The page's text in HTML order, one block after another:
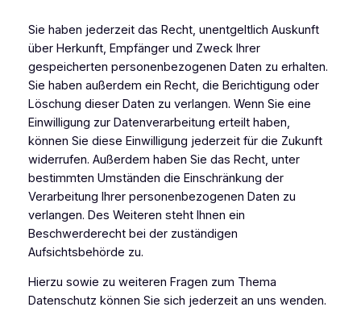
Sie haben jederzeit das Recht, unentgeltlich Auskunft
über Herkunft, Empfänger und Zweck Ihrer
gespeicherten personenbezogenen Daten zu erhalten.
Sie haben außerdem ein Recht, die Berichtigung oder
Löschung dieser Daten zu verlangen. Wenn Sie eine
Einwilligung zur Datenverarbeitung erteilt haben,
können Sie diese Einwilligung jederzeit für die Zukunft
widerrufen. Außerdem haben Sie das Recht, unter
bestimmten Umständen die Einschränkung der
Verarbeitung Ihrer personenbezogenen Daten zu
verlangen. Des Weiteren steht Ihnen ein
Beschwerderecht bei der zuständigen
Aufsichtsbehörde zu.
Hierzu sowie zu weiteren Fragen zum Thema
Datenschutz können Sie sich jederzeit an uns wenden.